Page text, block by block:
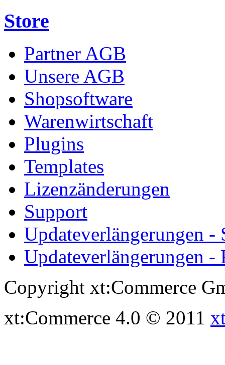
Store
Partner AGB
Unsere AGB
Shopsoftware
Warenwirtschaft
Plugins
Templates
Lizenzänderungen
Support
Updateverlängerungen -
Updateverlängerungen -
Copyright xt:Commerce
xt:Commerce 4.0 © 2011